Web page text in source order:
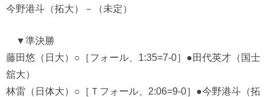
今野港斗（拓大）－（未定）
▼準決勝
藤田悠（日大）○［フォール、1:35=7-0］●田代英才（国士
舘大）
林雷（日体大）○［Ｔフォール、2:06=9-0］●今野港斗（拓